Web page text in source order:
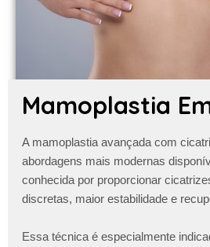
Mamoplastia
A mamoplastia avançada com
abordagens mais modernas
conhecida por proporcionar
discretas, maior estabilidade e
Essa técnica é especialmente